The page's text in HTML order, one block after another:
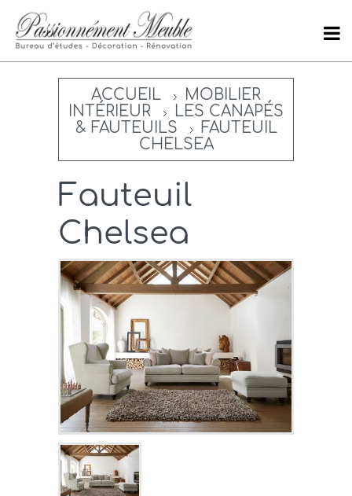
ACCUEIL
MOBILIER
INTÉRIEUR
LES CANAPÉS
& FAUTEUILS
FAUTEUIL
CHELSEA
Fauteuil
Chelsea